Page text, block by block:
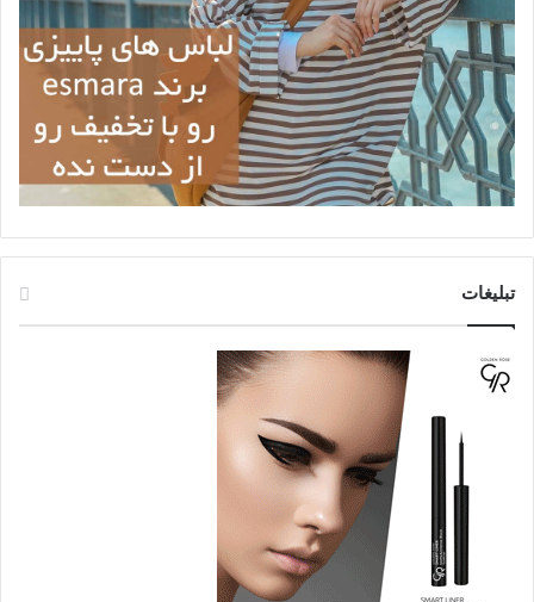
تبلیغات